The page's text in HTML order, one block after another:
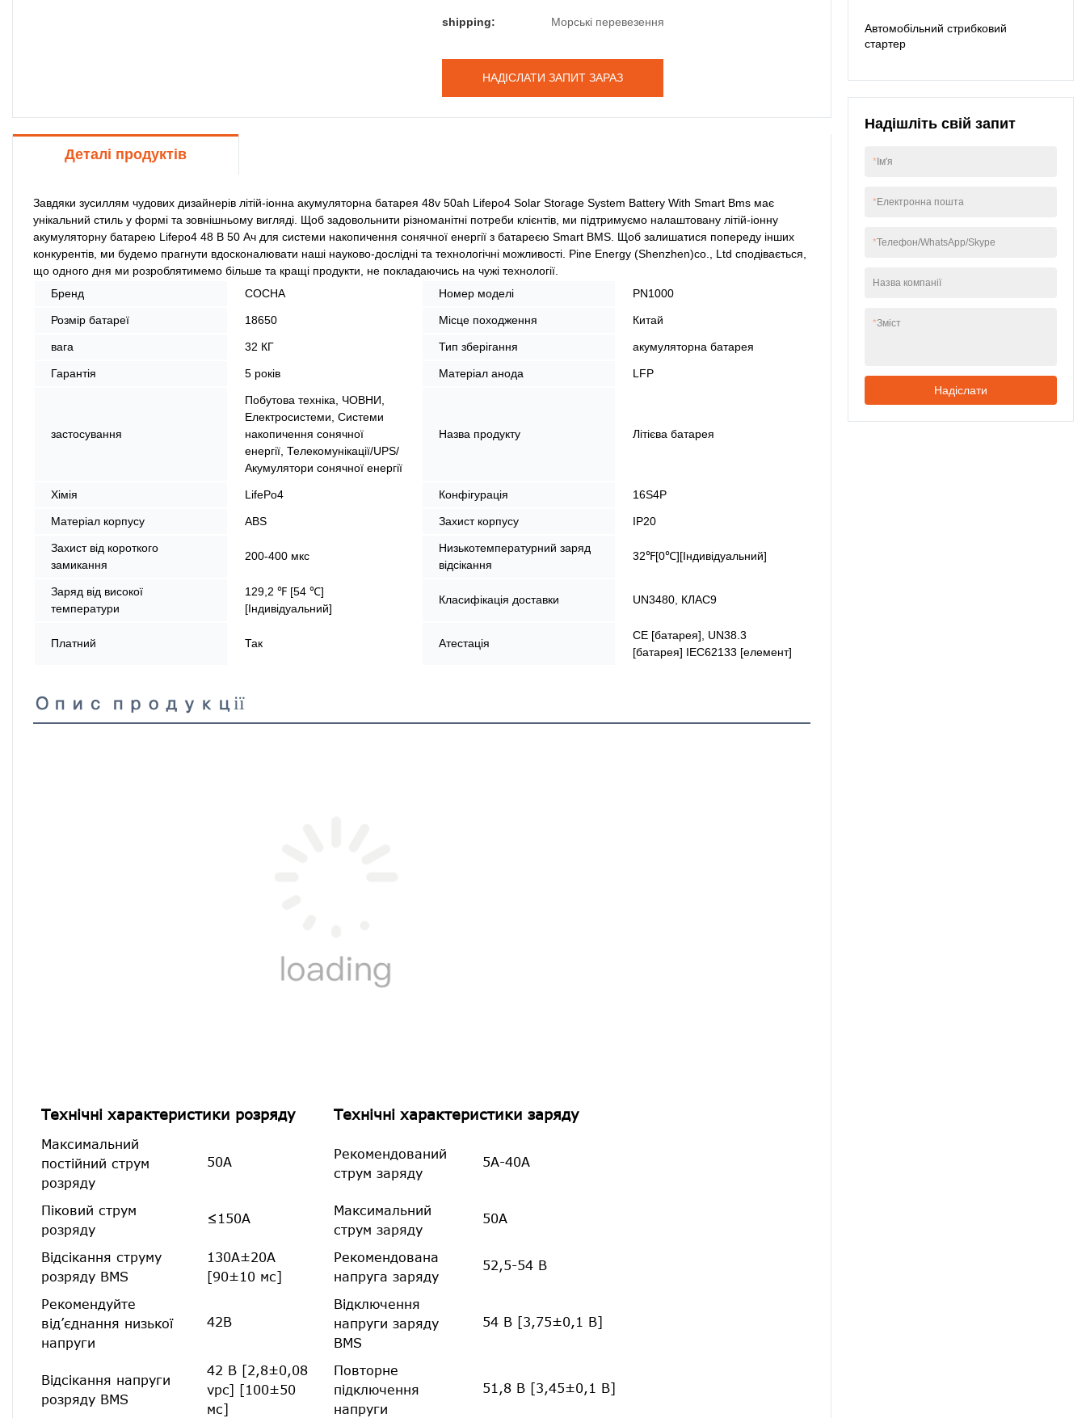
shipping: Морські перевезення
НАДІСЛАТИ ЗАПИТ ЗАРАЗ
Деталі продуктів
Завдяки зусиллям чудових дизайнерів літій-іонна акумуляторна батарея 48v 50ah Lifepo4 Solar Storage System Battery With Smart Bms має
унікальний стиль у формі та зовнішньому вигляді. Щоб задовольнити різноманітні потреби клієнтів, ми підтримуємо налаштовану літій-іонну
акумуляторну батарею Lifepo4 48 В 50 Ач для системи накопичення сонячної енергії з батареєю Smart BMS. Щоб залишатися попереду інших
конкурентів, ми будемо прагнути вдосконалювати наші науково-дослідні та технологічні можливості. Pine Energy (Shenzhen)co., Ltd сподівається,
що одного дня ми розроблятимемо більше та кращі продукти, не покладаючись на чужі технології.
Бренд
СОСНА Номер моделі PN1000
Розмір батареї 18650 Місце походження Китай
вага 32 КГ Тип зберігання акумуляторна батарея
Гарантія 5 років Матеріал анода LFP
застосування
Побутова техніка, ЧОВНИ,
Електросистеми, Системи
накопичення сонячної
енергії, Телекомунікації/UPS/
Акумулятори сонячної енергії
Назва продукту Літієва батарея
Хімія LifePo4 Конфігурація 16S4P
Матеріал корпусу ABS Захист корпусу IP20
Захист від короткого
замикання
200-400 мкс
Низькотемпературний заряд
відсікання
32℉[0℃][Індивідуальний]
Заряд від високої
температури
129,2 ℉ [54 ℃]
[Індивідуальний]
Класифікація доставки UN3480, КЛАС9
Платний Так Атестація
CE [батарея], UN38.3
[батарея] IEC62133 [елемент]
Опис продукції
Технічні характеристики розряду Технічні характеристики заряду
Максимальний
постійний струм
розряду
50А
Рекомендований
струм заряду
5А-40А
Піковий струм
розряду
≤150А
Максимальний
струм заряду
50А
Відсікання струму
розряду BMS
130А±20А
[90±10 мс]
Рекомендована
напруга заряду
52,5-54 В
Рекомендуйте
від’єднання низької
напруги
42В
Відключення
напруги заряду
BMS
54 В [3,75±0,1 В]
Відсікання напруги
розряду BMS
42 В [2,8±0,08
vpc] [100±50
мс]
Повторне
підключення
напруги
51,8 В [3,45±0,1 В]
Продукт є особливо
Автомобільний стрибковий
стартер
Надішліть свій запит
*Ім'я
*Електронна пошта
*Телефон/WhatsApp/Skype
Назва компанії
*Зміст
Надіслати